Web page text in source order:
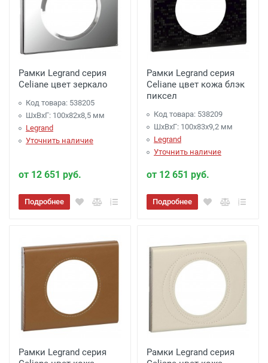
Рамки Legrand серия
Celiane цвет зеркало
Код товара: 538205
ШхВхГ: 100x82x8,5 мм
Legrand
Уточнить наличие
от 12 651 руб.
Подробнее
Рамки Legrand серия
Celiane цвет кожа блэк
пиксел
Код товара: 538209
ШхВхГ: 100x83x9,2 мм
Legrand
Уточнить наличие
от 12 651 руб.
Подробнее
Рамки Legrand серия
Рамки Legrand серия